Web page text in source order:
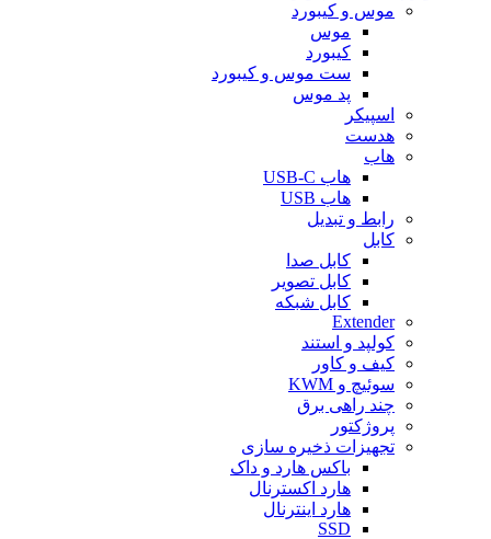
موس و کیبورد
موس
کیبورد
ست موس و کیبورد
پد موس
اسپیکر
هدست
هاب
هاب USB-C
هاب USB
رابط و تبدیل
کابل
کابل صدا
کابل تصویر
کابل شبکه
Extender
کولپد و استند
کیف و کاور
سوئیچ و KWM
چند راهی برق
پروژکتور
تجهیزات ذخیره سازی
باکس هارد و داک
هارد اکسترنال
هارد اینترنال
SSD